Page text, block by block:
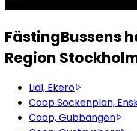
FästingBussens
Region
Lidl, Ekerö
Coop Sockenplan,
Coop, Gubbängen